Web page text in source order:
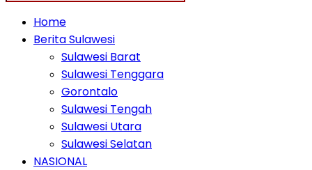
Home
Berita Sulawesi
Sulawesi Barat
Sulawesi Tenggara
Gorontalo
Sulawesi Tengah
Sulawesi Utara
Sulawesi Selatan
NASIONAL